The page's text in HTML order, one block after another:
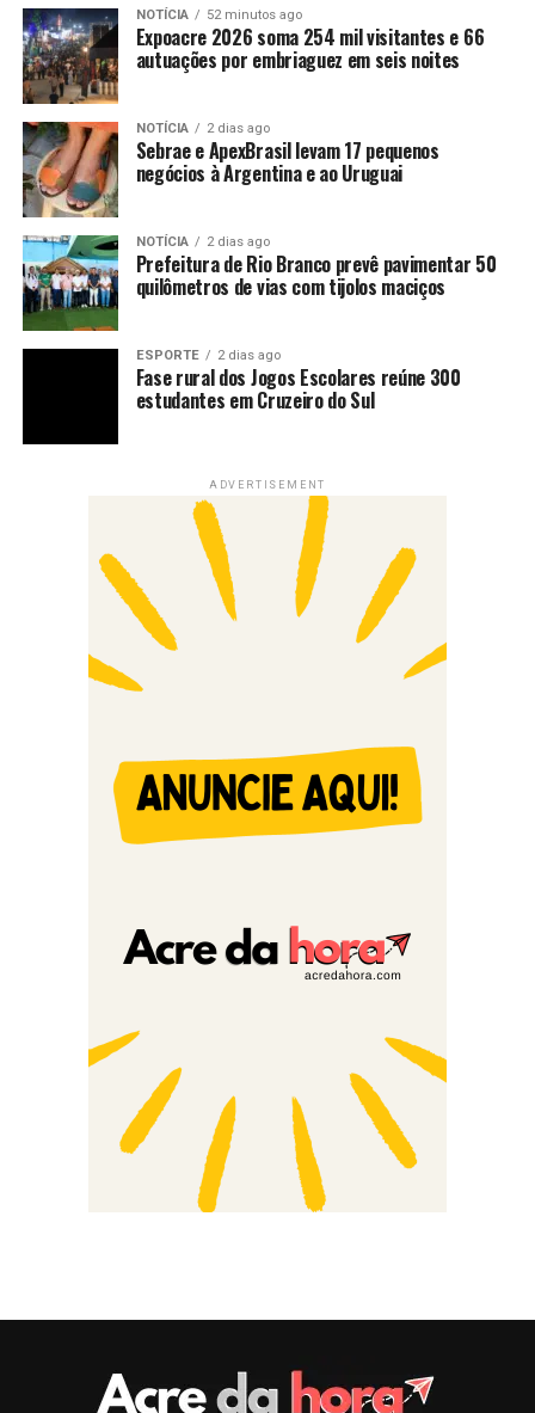
NOTÍCIA 52 minutos ago
Expoacre 2026 soma 254 mil visitantes e 66
autuações por embriaguez em seis noites
NOTÍCIA 2 dias ago
Sebrae e ApexBrasil levam 17 pequenos
negócios à Argentina e ao Uruguai
NOTÍCIA 2 dias ago
Prefeitura de Rio Branco prevê pavimentar 50
quilômetros de vias com tijolos maciços
ESPORTE 2 dias ago
Fase rural dos Jogos Escolares reúne 300
estudantes em Cruzeiro do Sul
ADVERTISEMENT